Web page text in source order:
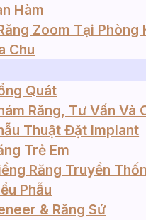
Hàm
Zoom Tại Phòng
Chu
Quát
Răng, Tư Vấn Và
Thuật Đặt Implant
Trẻ Em
Răng Truyền
Phẫu
& Răng Sứ